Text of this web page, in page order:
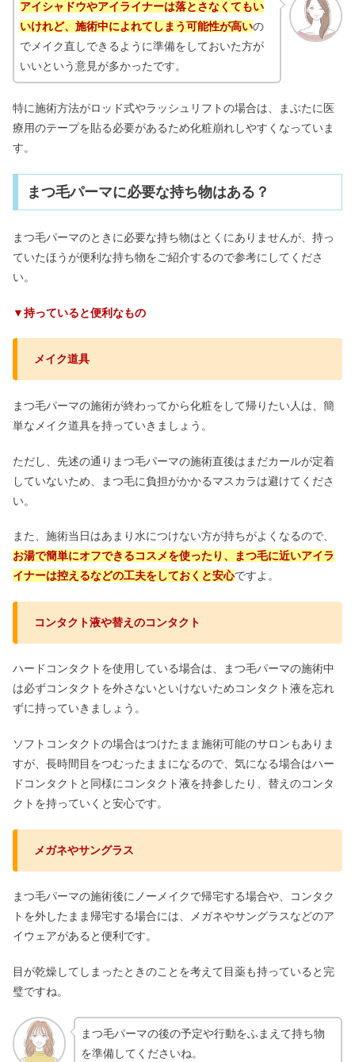
アイシャドウやアイライナーは落とさなくてもい
いけれど、施術中によれてしまう可能性が高いの
でメイク直しできるように準備をしておいた方が
いいという意見が多かったです。
特に施術方法がロッド式やラッシュリフトの場合は、まぶたに医
療用のテープを貼る必要があるため化粧崩れしやすくなっていま
す。
まつ毛パーマに必要な持ち物はある？
まつ毛パーマのときに必要な持ち物はとくにありませんが、持っ
ていたほうが便利な持ち物をご紹介するので参考にしてくださ
い。
▼持っていると便利なもの
メイク道具
まつ毛パーマの施術が終わってから化粧をして帰りたい人は、簡
単なメイク道具を持っていきましょう。
ただし、先述の通りまつ毛パーマの施術直後はまだカールが定着
していないため、まつ毛に負担がかかるマスカラは避けてくださ
い。
また、施術当日はあまり水につけない方が持ちがよくなるので、
お湯で簡単にオフできるコスメを使ったり、まつ毛に近いアイラ
イナーは控えるなどの工夫をしておくと安心ですよ。
コンタクト液や替えのコンタクト
ハードコンタクトを使用している場合は、まつ毛パーマの施術中
は必ずコンタクトを外さないといけないためコンタクト液を忘れ
ずに持っていきましょう。
ソフトコンタクトの場合はつけたまま施術可能のサロンもありま
すが、長時間目をつむったままになるので、気になる場合はハー
ドコンタクトと同様にコンタクト液を持参したり、替えのコンタ
クトを持っていくと安心です。
メガネやサングラス
まつ毛パーマの施術後にノーメイクで帰宅する場合や、コンタク
トを外したまま帰宅する場合には、メガネやサングラスなどのア
イウェアがあると便利です。
目が乾燥してしまったときのことを考えて目薬も持っていると完
璧ですね。
まつ毛パーマの後の予定や行動をふまえて持ち物
を準備してくださいね。